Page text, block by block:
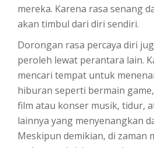
mereka. Karena rasa senang
akan timbul dari diri sendiri.
Dorongan rasa percaya diri
peroleh lewat perantara lain.
mencari tempat untuk
hiburan seperti bermain
film atau konser musik, tidur,
lainnya yang menyenangkan
Meskipun demikian, di zaman